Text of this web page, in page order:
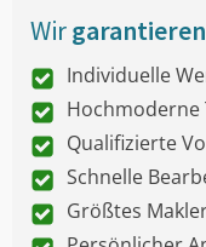
Wirgarantieren
Individuelle
Hochmoderne
Qualifizierte
Schnelle
Größtes